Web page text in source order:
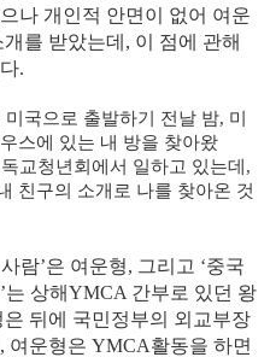
나 개인적 안면이 없어 여운
를 받았는데, 이 점에 관해
.
국으로 출발하기 전날 밤, 미
스에 있는 내 방을 찾아왔
교청년회에서 일하고 있는데,
친구의 소개로 나를 찾아온 것
람’은 여운형, 그리고 ‘중국
는 상해YMCA 간부로 있던 왕
뒤에 국민정부의 외교부장
여운형은 YMCA활동을 하면